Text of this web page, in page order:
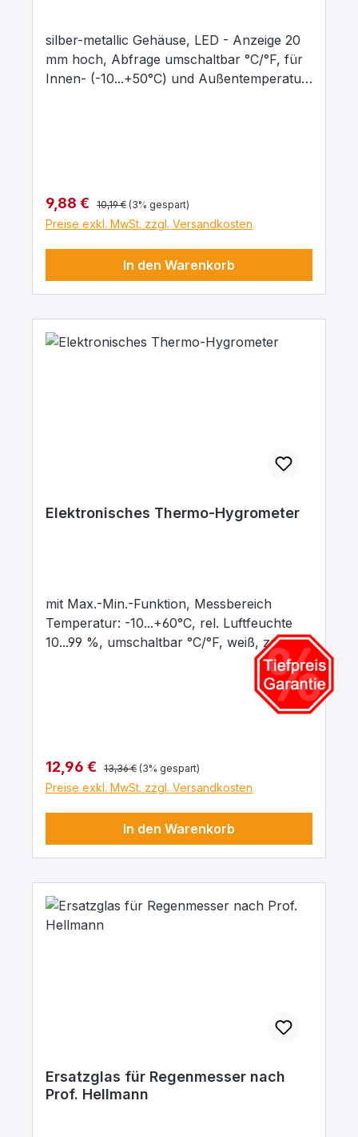
silber-metallic Gehäuse, LED - Anzeige 20
mm hoch, Abfrage umschaltbar °C/°F, für
Innen- (-10...+50°C) und Außentemperatur
Verkaufspreis:
9,88 € Regulärer Preis:
10,19 € (3% gespart)
Preise exkl. MwSt. zzgl. Versandkosten
In den Warenkorb
Elektronisches Thermo-Hygrometer
mit Max.-Min.-Funktion, Messbereich
Temperatur: -10...+60°C, rel. Luftfeuchte
10...99 %, umschaltbar °C/°F, weiß, zum
Stellen oder Hängen. Abmessungen 110 x
Verkaufspreis:
12,96 € Regulärer Preis:
13,36 € (3% gespart)
Preise exkl. MwSt. zzgl. Versandkosten
In den Warenkorb
Ersatzglas für Regenmesser nach
Prof. Hellmann